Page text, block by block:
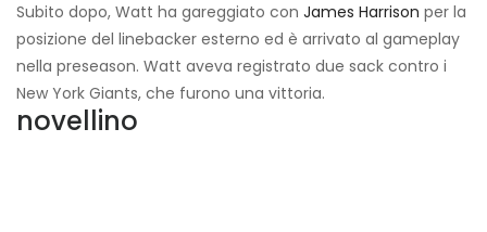
Subito dopo, Watt ha gareggiato con James Harrison per la
posizione del linebacker esterno ed è arrivato al gameplay
nella preseason. Watt aveva registrato due sack contro i
New York Giants, che furono una vittoria.
novellino